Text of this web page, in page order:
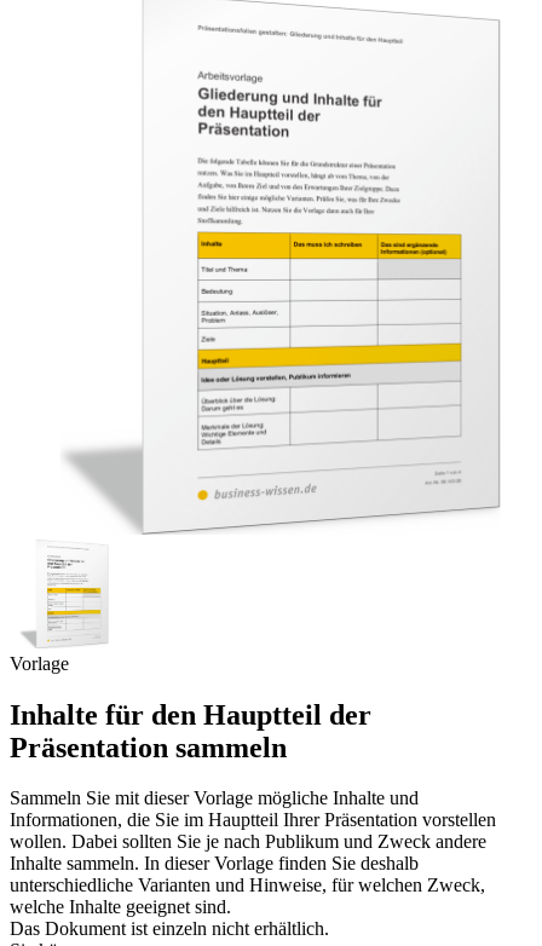
Vorlage
Inhalte für den Hauptteil der
Präsentation sammeln
Sammeln Sie mit dieser Vorlage mögliche Inhalte und
Informationen, die Sie im Hauptteil Ihrer Präsentation vorstellen
wollen. Dabei sollten Sie je nach Publikum und Zweck andere
Inhalte sammeln. In dieser Vorlage finden Sie deshalb
unterschiedliche Varianten und Hinweise, für welchen Zweck,
welche Inhalte geeignet sind.
Das Dokument ist einzeln nicht erhältlich.